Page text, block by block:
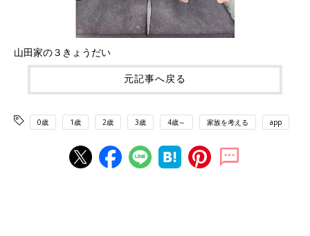
山田家の３きょうだい
元記事へ戻る
0歳 1歳 2歳 3歳 4歳～ 家族を考える app